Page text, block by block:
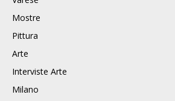
Mostre
Pittura
Arte
Interviste Arte
Milano